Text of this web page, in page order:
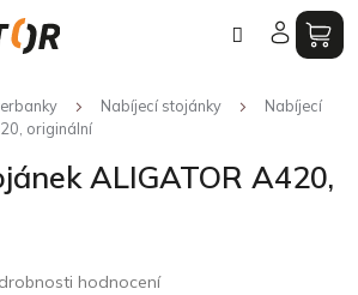
Nabíjecí stojánky
Nabíjecí
originální
ALIGATOR A420,
hodnocení